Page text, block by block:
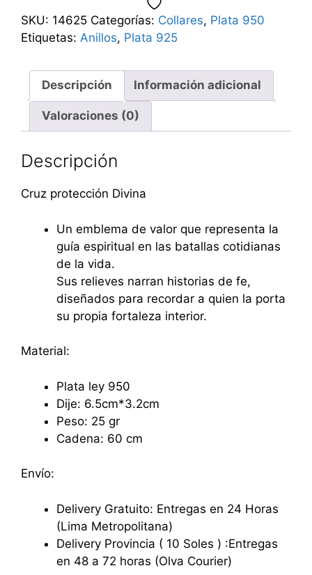
SKU: 14625 Categorías: Collares, Plata 950
Etiquetas: Anillos, Plata 925
Descripción Información adicional
Valoraciones (0)
Descripción
Cruz protección Divina
Un emblema de valor que representa la
guía espiritual en las batallas cotidianas
de la vida.
Sus relieves narran historias de fe,
diseñados para recordar a quien la porta
su propia fortaleza interior.
Material:
Plata ley 950
Dije: 6.5cm*3.2cm
Peso: 25 gr
Cadena: 60 cm
Envío:
Delivery Gratuito: Entregas en 24 Horas
(Lima Metropolitana)
Delivery Provincia ( 10 Soles ) :Entregas
en 48 a 72 horas (Olva Courier)